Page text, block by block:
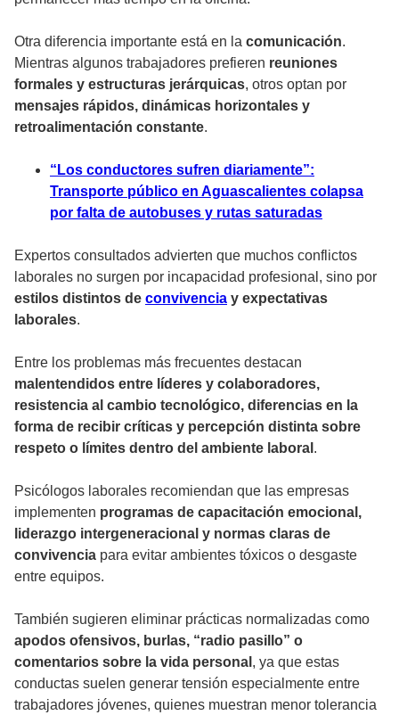
Otra diferencia importante está en la comunicación.
Mientras algunos trabajadores prefieren reuniones
formales y estructuras jerárquicas, otros optan por
mensajes rápidos, dinámicas horizontales y
retroalimentación constante.
“Los conductores sufren diariamente”:
Transporte público en Aguascalientes colapsa
por falta de autobuses y rutas saturadas
Expertos consultados advierten que muchos conflictos
laborales no surgen por incapacidad profesional, sino por
estilos distintos de convivencia y expectativas
laborales.
Entre los problemas más frecuentes destacan
malentendidos entre líderes y colaboradores,
resistencia al cambio tecnológico, diferencias en la
forma de recibir críticas y percepción distinta sobre
respeto o límites dentro del ambiente laboral .
Psicólogos laborales recomiendan que las empresas
implementen programas de capacitación emocional,
liderazgo intergeneracional y normas claras de
convivencia para evitar ambientes tóxicos o desgaste
entre equipos.
También sugieren eliminar prácticas normalizadas como
apodos ofensivos, burlas, “radio pasillo” o
comentarios sobre la vida personal , ya que estas
conductas suelen generar tensión especialmente entre
trabajadores jóvenes, quienes muestran menor tolerancia